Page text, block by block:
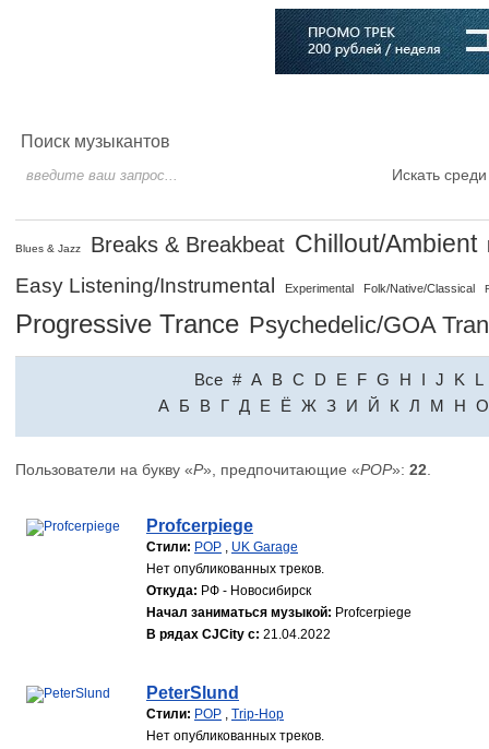
Поиск музыкантов
Искать
Blues & Jazz Breaks & Breakbeat Chillout/Ambient
Easy Listening/Instrumental Experimental Folk/Native/Classical
Progressive Trance Psychedelic/GOA
Все # A B C D E F G H I J K
L
A Б В Г Д Е Ё Ж З И Й К Л М Н О
Пользователи на букву «P», предпочитающие «POP»: 22
Profcerpiege
Стили: POP , UK Garage
Нет опубликованных треков.
Откуда: РФ - Новосибирск
Начал заниматься музыкой: Profcerpiege
В рядах CJCity с: 21.04.2022
PeterSlund
Стили: POP , Trip-Hop
Нет опубликованных треков.